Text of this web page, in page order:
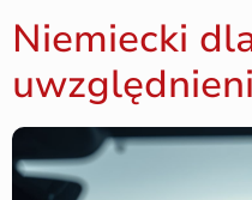
Niemiecki